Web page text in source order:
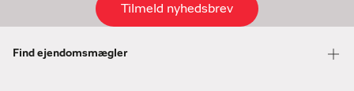
Tilmeld nyhedsbrev
Find ejendomsmægler